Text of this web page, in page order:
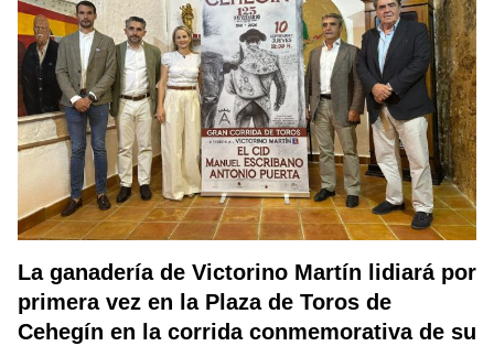
La ganadería de Victorino Martín lidiará por
primera vez en la Plaza de Toros de
Cehegín en la corrida conmemorativa de su